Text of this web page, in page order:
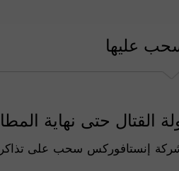
عليها
القتال حتى نهاية
شركة إنستافوركس سحب على تذاكر